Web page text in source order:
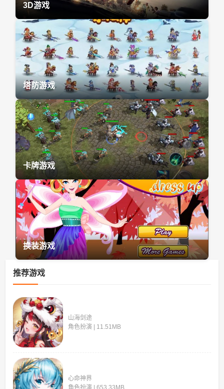
3D游戏
塔防游戏
卡牌游戏
换装游戏
推荐游戏
山海剑途
角色扮演 | 11.51MB
心命神界
角色扮演 | 653.33MB